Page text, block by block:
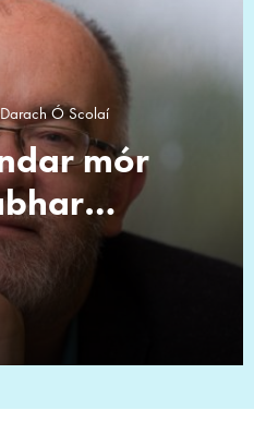
mór
Darach Ó Scolaí